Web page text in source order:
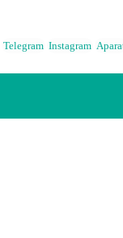
Telegram Instagram